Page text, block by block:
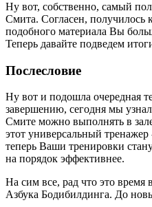
Ну вот, собственно, самый
Смита. Согласен, получилось
подобного материала Вы
Теперь давайте подведем
Послесловие
Ну вот и подошла очередная
завершению, сегодня мы
Смите можно выполнять в
этот универсальный
теперь Ваши тренировки
на порядок эффективнее.
На сим все, рад что это
Азбука Бодибилдинга. До